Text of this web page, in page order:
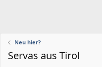
Neu hier?
Servas aus Tirol